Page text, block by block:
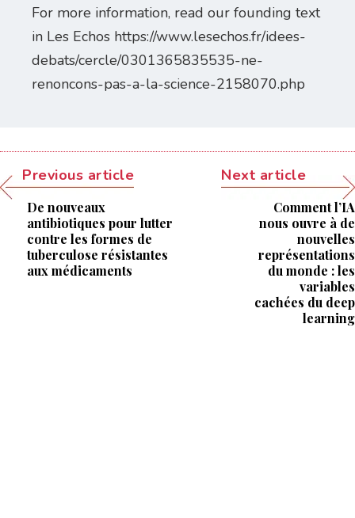
For more information, read our founding text
in Les Echos https://www.lesechos.fr/idees-
debats/cercle/0301365835535-ne-
renoncons-pas-a-la-science-2158070.php
Previous article
De nouveaux
antibiotiques pour lutter
contre les formes de
tuberculose résistantes
aux médicaments
Next article
Comment l’IA
nous ouvre à de
nouvelles
représentations
du monde : les
variables
cachées du deep
learning